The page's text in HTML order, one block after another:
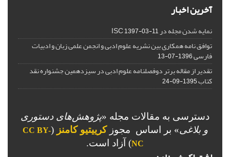
آخرین اخبار
نمایه شدن مجله در ISC1397-03-11
توافق نامه همکاری بین نشریه علوم ادبی و انجمن علمی زبان و ادبیات
فارسی1396-07-13
تقدیر از مقاله برتر دوفصلنامه علوم ادبی در سیزدهمین جشنواره نقد
کتاب1395-09-24
دسترسی به مقالات مجله «پژوهش‌های دستوری
و بلاغی» بر اساس مجوزکرییتیو کامنز (
CC BY-
NC) آزاد است.